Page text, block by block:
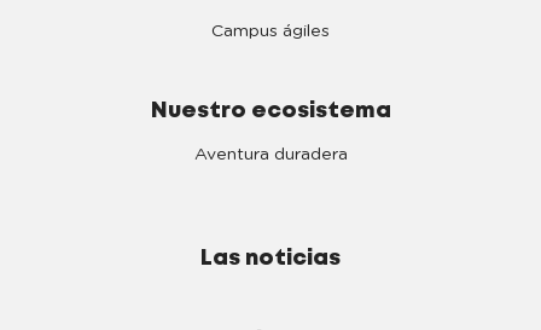
Campus ágiles
Nuestro ecosistema
Aventura duradera
Las noticias